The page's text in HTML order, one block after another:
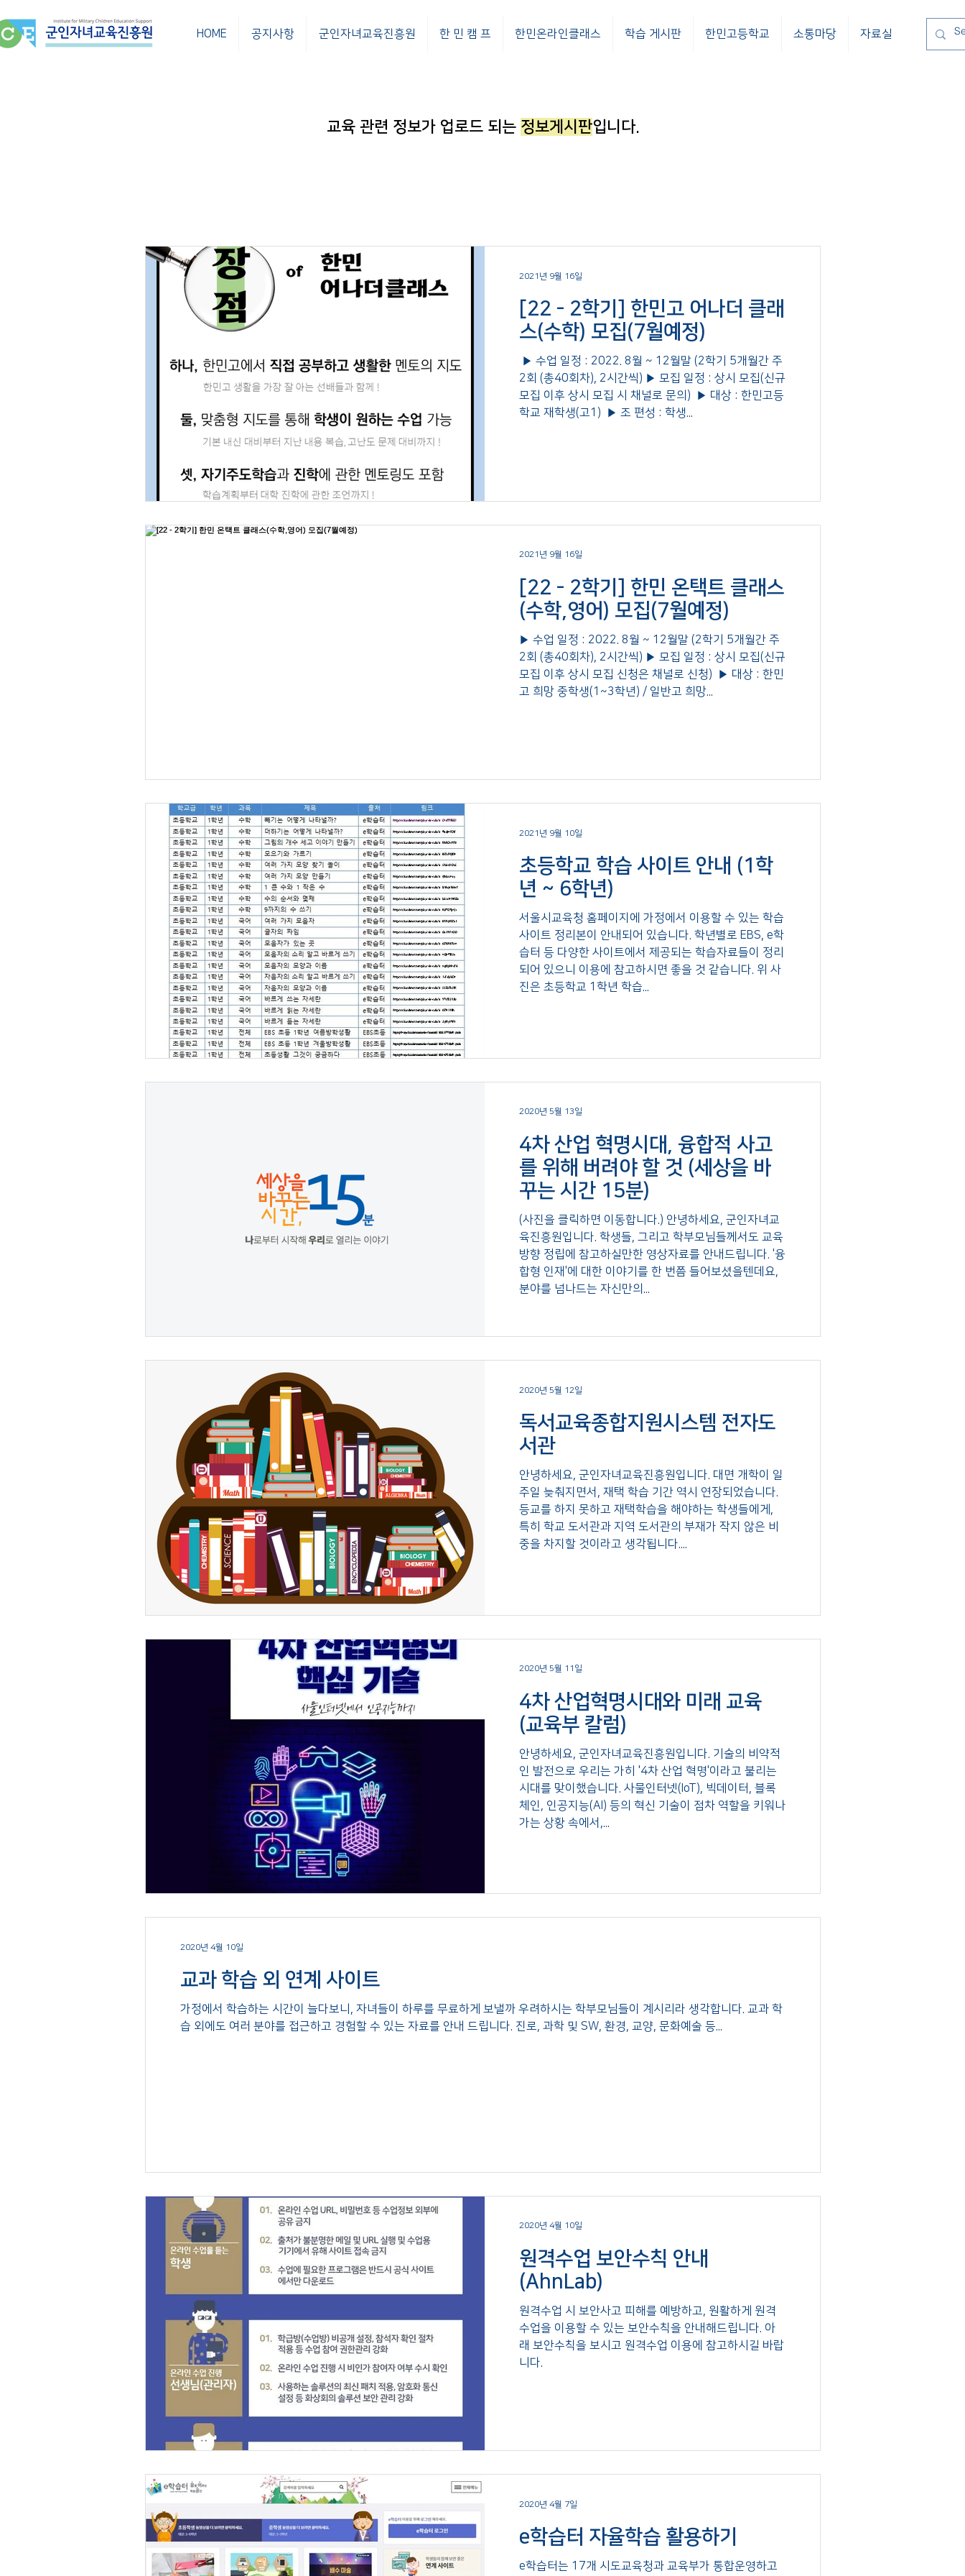
HOME 공지사항 군인자녀교육진흥원 한 민 캠 프 한민온라인클래스 학습 게시판 한민고등학교 소통마당 자료실
​교육 관련 정보가 업로드 되는 정보게시판입니다.
[22 - 2학기] 한민고 어나더 클래
스(수학) 모집(7월예정)
​ ▶ 수업 일정 : 2022. 8월 ~ 12월말 (2학기 5개월간 주
2회 (총40회차), 2시간씩) ▶ 모집 일정 : 상시 모집(신규
모집 이후 상시 모집 시 채널로 문의) ​ ▶ 대상 : 한민고등
학교 재학생(고1) ​ ▶ 조 편성 : 학생...
2021년 9월 16일
[22 - 2학기] 한민 온택트 클래스
(수학,영어) 모집(7월예정)
▶ 수업 일정 : 2022. 8월 ~ 12월말 (2학기 5개월간 주
2회 (총40회차), 2시간씩) ▶ 모집 일정 : 상시 모집(신규
모집 이후 상시 모집 신청은 채널로 신청) ​ ▶ 대상 : 한민
고 희망 중학생(1~3학년) / 일반고 희망...
2021년 9월 16일
초등학교 학습 사이트 안내 (1학
년 ~ 6학년)
서울시교육청 홈페이지에 가정에서 이용할 수 있는 학습
사이트 정리본이 안내되어 있습니다. 학년별로 EBS, e학
습터 등 다양한 사이트에서 제공되는 학습자료들이 정리
되어 있으니 이용에 참고하시면 좋을 것 같습니다. 위 사
진은 초등학교 1학년 학습...
2021년 9월 10일
4차 산업 혁명시대, 융합적 사고
를 위해 버려야 할 것 (세상을 바
꾸는 시간 15분)
(사진을 클릭하면 이동합니다.) 안녕하세요, 군인자녀교
육진흥원입니다. 학생들, 그리고 학부모님들께서도 교육
방향 정립에 참고하실만한 영상자료를 안내드립니다. '융
합형 인재'에 대한 이야기를 한 번쯤 들어보셨을텐데요,
분야를 넘나드는 자신만의...
2020년 5월 13일
독서교육종합지원시스템 전자도
서관
안녕하세요, 군인자녀교육진흥원입니다. 대면 개학이 일
주일 늦춰지면서, 재택 학습 기간 역시 연장되었습니다.
등교를 하지 못하고 재택학습을 해야하는 학생들에게,
특히 학교 도서관과 지역 도서관의 부재가 작지 않은 비
중을 차지할 것이라고 생각됩니다....
2020년 5월 12일
4차 산업혁명시대와 미래 교육
(교육부 칼럼)
안녕하세요, 군인자녀교육진흥원입니다. 기술의 비약적
인 발전으로 우리는 가히 '4차 산업 혁명'이라고 불리는
시대를 맞이했습니다. 사물인터넷(IoT), 빅데이터, 블록
체인, 인공지능(AI) 등의 혁신 기술이 점차 역할을 키워나
가는 상황 속에서,...
2020년 5월 11일
교과 학습 외 연계 사이트
가정에서 학습하는 시간이 늘다보니, 자녀들이 하루를 무료하게 보낼까 우려하시는 학부모님들이 계시리라 생각합니다. 교과 학
습 외에도 여러 분야를 접근하고 경험할 수 있는 자료를 안내 드립니다. 진로, 과학 및 SW, 환경, 교양, 문화예술 등...
2020년 4월 10일
원격수업 보안수칙 안내
(AhnLab)
원격수업 시 보안사고 피해를 예방하고, 원활하게 원격
수업을 이용할 수 있는 보안수칙을 안내해드립니다. 아
래 보안수칙을 보시고 원격수업 이용에 참고하시길 바랍
니다.
2020년 4월 10일
e학습터 자율학습 활용하기
e학습터는 17개 시도교육청과 교육부가 통합운영하고
2020년 4월 7일